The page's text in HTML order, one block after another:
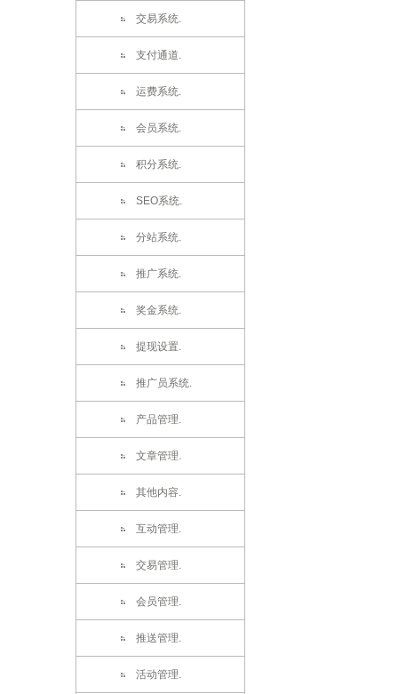
交易系统.
支付通道.
运费系统.
会员系统.
积分系统.
SEO系统.
分站系统.
推广系统.
奖金系统.
提现设置.
推广员系统.
产品管理.
文章管理.
其他内容.
互动管理.
交易管理.
会员管理.
推送管理.
活动管理.